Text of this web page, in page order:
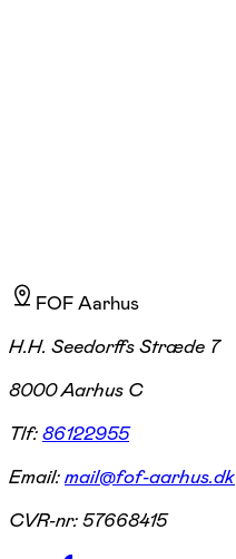
FOF Aarhus
H.H. Seedorffs Stræde 7
8000 Aarhus C
Tlf:86122955
Email:mail@fof-aarhus.dk
CVR-nr:57668415